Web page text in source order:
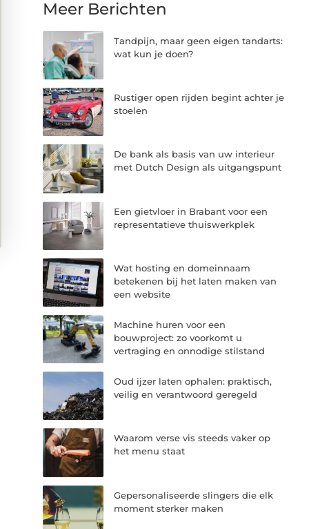
Meer Berichten
Tandpijn, maar geen eigen tandarts:
wat kun je doen?
Rustiger open rijden begint achter je
stoelen
De bank als basis van uw interieur
met Dutch Design als uitgangspunt
Een gietvloer in Brabant voor een
representatieve thuiswerkplek
Wat hosting en domeinnaam
betekenen bij het laten maken van
een website
Machine huren voor een
bouwproject: zo voorkomt u
vertraging en onnodige stilstand
Oud ijzer laten ophalen: praktisch,
veilig en verantwoord geregeld
Waarom verse vis steeds vaker op
het menu staat
Gepersonaliseerde slingers die elk
moment sterker maken